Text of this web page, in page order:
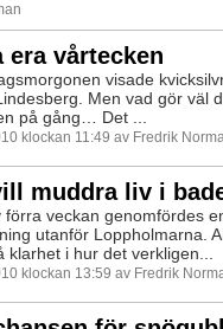
era vårtecken
visade
Men vad gör väl
på gång… Det ...
klockan 11:49 av Fredrik
muddra liv i
förra veckan genomfördes
utanför Loppholmarna.
klarhet i hur det verkligen...
klockan 13:59 av Fredrik